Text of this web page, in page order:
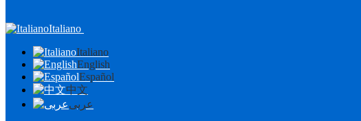
Italiano
Italiano
English
Español
中文
عربى